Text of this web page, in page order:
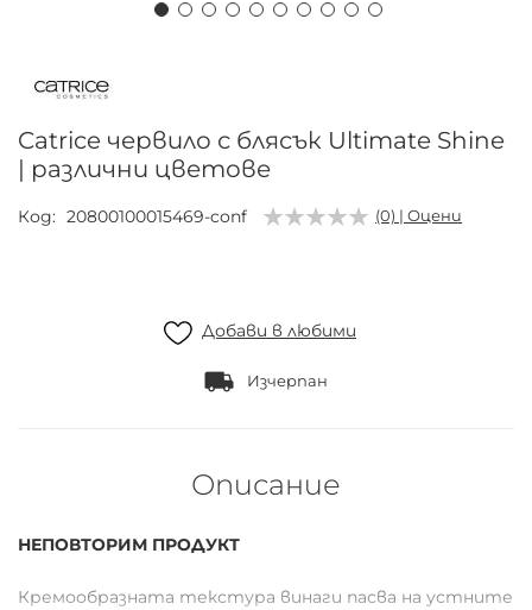
началото
галерия
със
снимки
Catrice червило с блясък Ultimate Shine
| различни цветове
Код 20800100015469-conf (0) | Оцени
Добави в любими
Изчерпан
Описание
НЕПОВТОРИМ ПРОДУКТ
Кремообразната текстура винаги пасва на устните